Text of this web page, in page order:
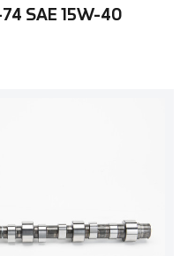
74 SAE 15W-40